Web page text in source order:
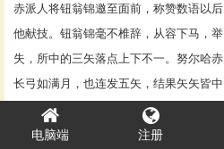
赤派人将钮翁锦邀至面前，称赞数语以
他献技。钮翁锦毫不椎辞，从容下马，
失，所中的三矢落点上下不一。努尔哈
长弓如满月，也连发五矢，结果矢矢皆
了，无不喝彩、敬服。
姓名轶事
电脑端 注册